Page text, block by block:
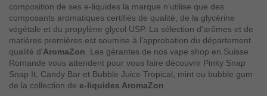
composition de ses e-liquides la marque n'utilise que des
composants aromatiques certifiés de qualité, de la glycérine
végétale et du propylène glycol USP. La sélection d'arômes et de
matières premières est soumise à l'approbation du département
qualité d'AromaZon . Les gérantes de nos vape shop en Suisse
Romande vous attendent pour vous faire découvrir Pinky Snap
Snap It, Candy Bar et Bubble Juice Tropical, mint ou bubble gum
de la collection de e-liquides AromaZon